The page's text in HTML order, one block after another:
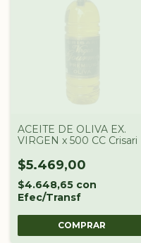
ACEITE DE OLIVA EX.
VIRGEN x 500 CC Crisari
$5.469,00
$4.648,65 con
Efec/Transf